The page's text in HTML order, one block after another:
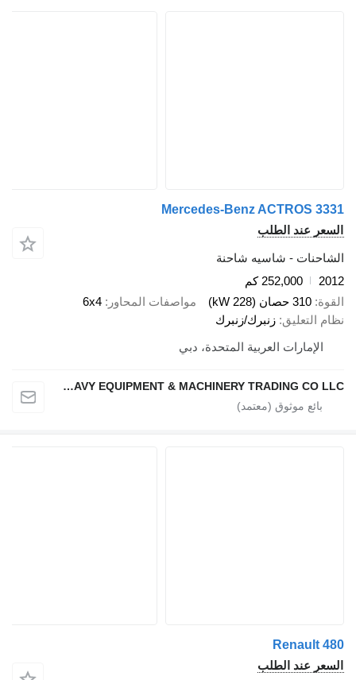
Mercedes-Benz ACTROS
عند الطلب
- شاسيه شاحنة
252,000 كم
310 حصان (228 kW)
مواصفات المحاور
6x4
زنبرك/زنبرك
العربية المتحدة، دبي
NAJI HANOUN USED HEAVY EQUIPMENT & MACHINERY TRADING CO LLC
عند الطلب